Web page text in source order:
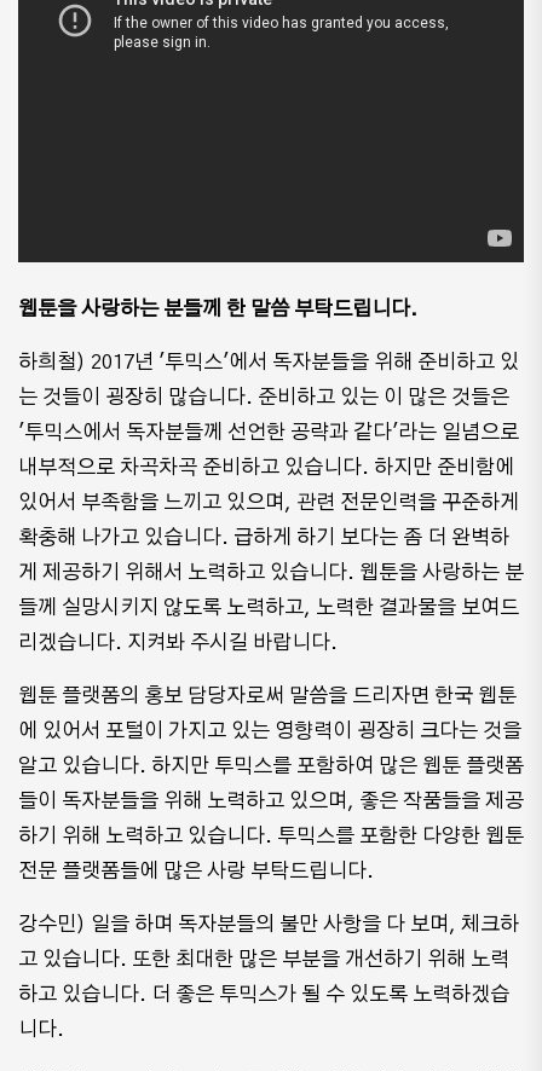
웹툰을 사랑하는 분들께 한 말씀 부탁드립니다.
하희철) 2017년 '투믹스'에서 독자분들을 위해 준비하고 있
는 것들이 굉장히 많습니다. 준비하고 있는 이 많은 것들은
'투믹스에서 독자분들께 선언한 공략과 같다'라는 일념으로
내부적으로 차곡차곡 준비하고 있습니다. 하지만 준비함에
있어서 부족함을 느끼고 있으며, 관련 전문인력을 꾸준하게
확충해 나가고 있습니다. 급하게 하기 보다는 좀 더 완벽하
게 제공하기 위해서 노력하고 있습니다. 웹툰을 사랑하는 분
들께 실망시키지 않도록 노력하고, 노력한 결과물을 보여드
리겠습니다. 지켜봐 주시길 바랍니다.
웹툰 플랫폼의 홍보 담당자로써 말씀을 드리자면 한국 웹툰
에 있어서 포털이 가지고 있는 영향력이 굉장히 크다는 것을
알고 있습니다. 하지만 투믹스를 포함하여 많은 웹툰 플랫폼
들이 독자분들을 위해 노력하고 있으며, 좋은 작품들을 제공
하기 위해 노력하고 있습니다. 투믹스를 포함한 다양한 웹툰
전문 플랫폼들에 많은 사랑 부탁드립니다.
강수민) 일을 하며 독자분들의 불만 사항을 다 보며, 체크하
고 있습니다. 또한 최대한 많은 부분을 개선하기 위해 노력
하고 있습니다. 더 좋은 투믹스가 될 수 있도록 노력하겠습
니다.